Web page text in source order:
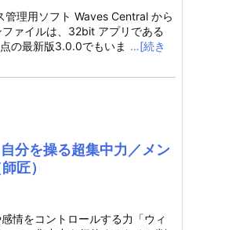
管理用ソフト Waves Central から
ァイルは、32bit アプリである
の最新版3.0.0でもいま …[続き
分を操る超集中力／メン
匠）
情をコントロールする力「ウィ